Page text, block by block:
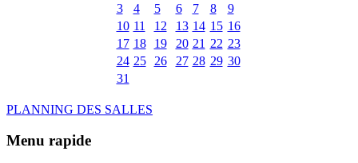
3
4 5 6 7 8
9
10 11 12 13 14 15 16
17 18 19 20 21 22 23
24 25 26 27 28 29 30
31
PLANNING DES SALLES
Menu rapide